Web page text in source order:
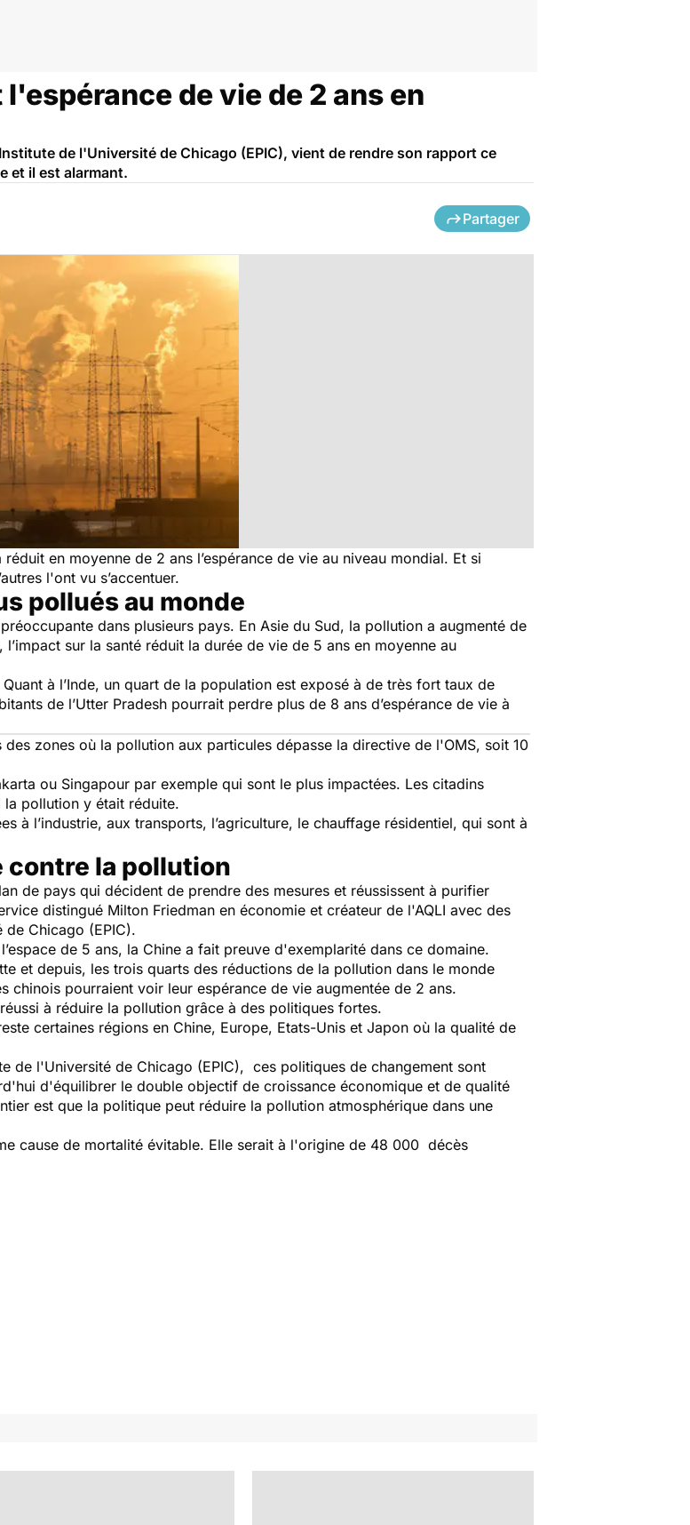
de vie de 2 ans en
de l'Université de Chicago (EPIC), vient de rendre son rapport ce
et il est alarmant.
Partager
réduit en moyenne de 2 ans l’espérance de vie au niveau mondial. Et si
l'ont vu s’accentuer.
pollués au monde
dans plusieurs pays. En Asie du Sud, la pollution a augmenté de
sur la santé réduit la durée de vie de 5 ans en moyenne au
à l’Inde, un quart de la population est exposé à de très fort taux de
de l’Utter Pradesh pourrait perdre plus de 8 ans d’espérance de vie à
zones où la pollution aux particules dépasse la directive de l'OMS, soit 10
ou Singapour par exemple qui sont le plus impactées. Les citadins
pollution y était réduite.
à l’industrie, aux transports, l’agriculture, le chauffage résidentiel, qui sont à
contre la pollution
de pays qui décident de prendre des mesures et réussissent à purifier
distingué Milton Friedman en économie et créateur de l'AQLI avec des
Chicago (EPIC).
de 5 ans, la Chine a fait preuve d'exemplarité dans ce domaine.
et depuis, les trois quarts des réductions de la pollution dans le monde
chinois pourraient voir leur espérance de vie augmentée de 2 ans.
à réduire la pollution grâce à des politiques fortes.
certaines régions en Chine, Europe, Etats-Unis et Japon où la qualité de
de l'Université de Chicago (EPIC), ces politiques de changement sont
d'équilibrer le double objectif de croissance économique et de qualité
est que la politique peut réduire la pollution atmosphérique dans une
cause de mortalité évitable. Elle serait à l'origine de 48 000 décès